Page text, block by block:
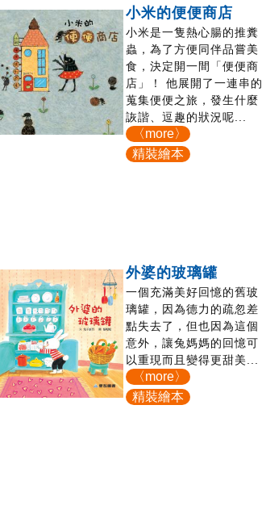
小米的便便商店
小米是一隻熱心腸的推糞
蟲，為了方便同伴品嘗美
食，決定開一間「便便商
店」！ 他展開了一連串的
蒐集便便之旅，發生什麼
詼諧、逗趣的狀況呢...
〈more〉
精裝繪本
外婆的玻璃罐
一個充滿美好回憶的舊玻
璃罐，因為德力的疏忽差
點失去了，但也因為這個
意外，讓兔媽媽的回憶可
以重現而且變得更甜美...
〈more〉
精裝繪本